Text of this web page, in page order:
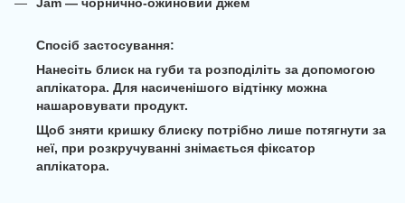
Спосіб застосування:
Нанесіть блиск на губи та розподіліть за допомогою
аплікатора. Для насиченішого відтінку можна
нашаровувати продукт.
Щоб зняти кришку блиску потрібно лише потягнути за
неї, при розкручуванні знімається фіксатор
аплікатора.